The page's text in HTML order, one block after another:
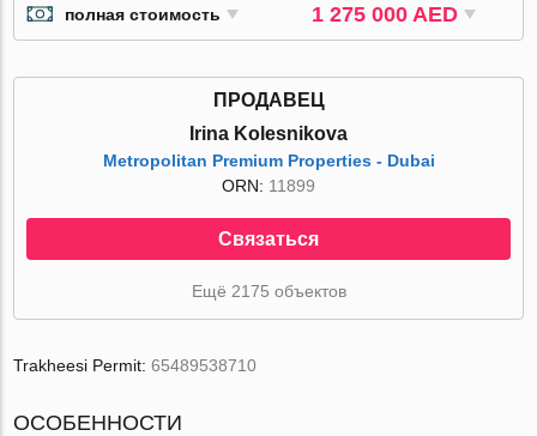
полная стоимость 1 275 000 AED
ПРОДАВЕЦ
Irina Kolesnikova
Metropolitan Premium Properties - Dubai
ORN: 11899
Связаться
Ещё 2175 объектов
Trakheesi Permit:65489538710
ОСОБЕННОСТИ